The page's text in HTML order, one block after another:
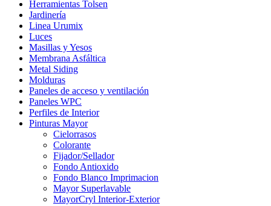
Herramientas Tolsen
Jardinería
Linea Urumix
Luces
Masillas y Yesos
Membrana Asfáltica
Metal Siding
Molduras
Paneles de acceso y ventilación
Paneles WPC
Perfiles de Interior
Pinturas Mayor
Cielorrasos
Colorante
Fijador/Sellador
Fondo Antioxido
Fondo Blanco Imprimacion
Mayor Superlavable
MayorCryl Interior-Exterior